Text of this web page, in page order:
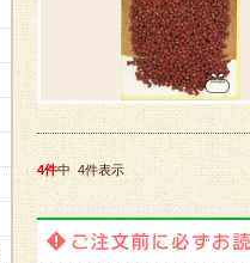
4件中 4件表示